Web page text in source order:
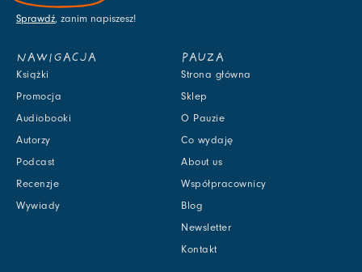
Sprawdź, zanim napiszesz!
NAWIGACJA
Książki
Promocja
Audiobooki
Autorzy
Podcast
Recenzje
Wywiady
PAUZA
Strona główna
Sklep
O Pauzie
Co wydaję
About us
Współpracownicy
Blog
Newsletter
Kontakt